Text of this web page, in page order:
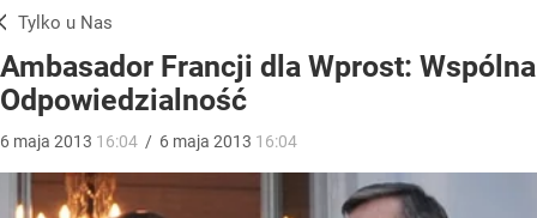
Tylko u Nas
Ambasador Francji dla Wprost: Wspólna
Odpowiedzialność
6 maja 2013 16:04 / 6 maja 2013 16:04